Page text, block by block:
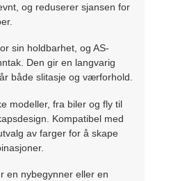
og reduserer sjansen for
sin holdbarhet, og AS-
Den gir en langvarig
både slitasje og værforhold.
modeller, fra biler og fly til
Kompatibel med
av farger for å skape
en nybegynner eller en